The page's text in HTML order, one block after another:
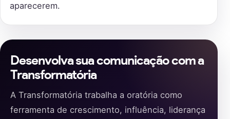
aparecerem.
Desenvolva sua comunicação com a
Transformatória
A Transformatória trabalha a oratória como
ferramenta de crescimento, influência, liderança